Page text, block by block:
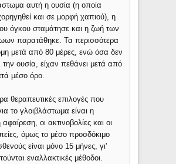
αυτή η ουσία (η οποία
και σε μορφή χαπιού), η
όγκου σταμάτησε και η ζωή των
παρατάθηκε. Τα περισσότερα
μετά από 80 μέρες, ενώ όσα δεν
την ουσία, είχαν πεθάνει μετά από
μέσο όρο.
θεραπευτικές επιλογές που
το γλοιβλάστωμα είναι η
αφαίρεση, οι ακτινοβολίες και οι
όμως το μέσο προσδόκιμο
είναι μόνο 15 μήνες, γι'
εναλλακτικές μέθοδοι.